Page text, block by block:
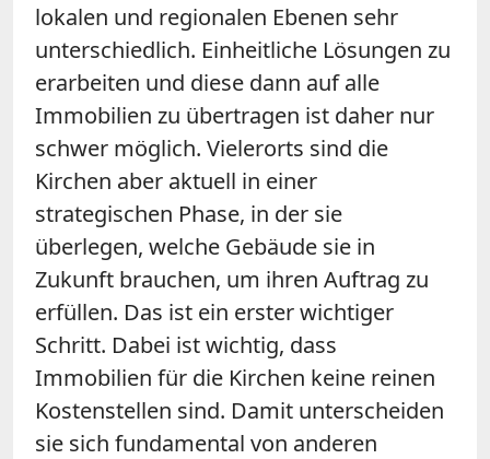
lokalen und regionalen Ebenen sehr
unterschiedlich. Einheitliche Lösungen zu
erarbeiten und diese dann auf alle
Immobilien zu übertragen ist daher nur
schwer möglich. Vielerorts sind die
Kirchen aber aktuell in einer
strategischen Phase, in der sie
überlegen, welche Gebäude sie in
Zukunft brauchen, um ihren Auftrag zu
erfüllen. Das ist ein erster wichtiger
Schritt. Dabei ist wichtig, dass
Immobilien für die Kirchen keine reinen
Kostenstellen sind. Damit unterscheiden
sie sich fundamental von anderen